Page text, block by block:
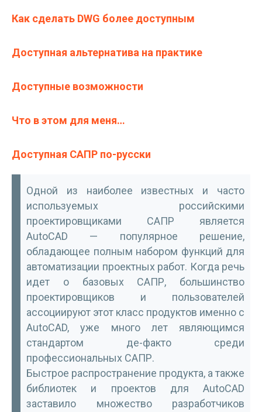
Как сделать DWG более доступным
Доступная альтернатива на практике
Доступные возможности
Что в этом для меня…
Доступная САПР по-русски
Одной из наиболее известных и часто
используемых российскими
проектировщиками САПР является
AutoCAD — популярное решение,
обладающее полным набором функций для
автоматизации проектных работ. Когда речь
идет о базовых САПР, большинство
проектировщиков и пользователей
ассоциируют этот класс продуктов именно с
AutoCAD, уже много лет являющимся
стандартом де-факто среди
профессиональных САПР.
Быстрое распространение продукта, а также
библиотек и проектов для AutoCAD
заставило множество разработчиков